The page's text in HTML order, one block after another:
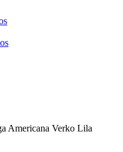
Americana Verko Lila